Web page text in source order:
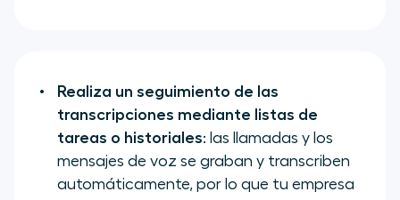
Realiza un seguimiento de las
transcripciones mediante listas de
tareas o historiales: las llamadas y los
mensajes de voz se graban y transcriben
automáticamente, por lo que tu empresa